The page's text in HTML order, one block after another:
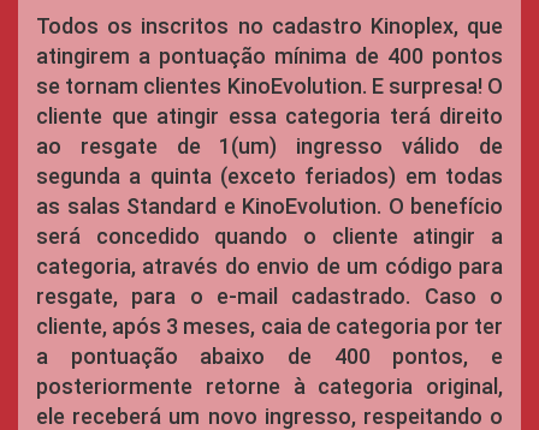
Todos os inscritos no cadastro Kinoplex, que
atingirem a pontuação mínima de 400 pontos
se tornam clientes KinoEvolution. E surpresa! O
cliente que atingir essa categoria terá direito
ao resgate de 1(um) ingresso válido de
segunda a quinta (exceto feriados) em todas
as salas Standard e KinoEvolution. O benefício
será concedido quando o cliente atingir a
categoria, através do envio de um código para
resgate, para o e-mail cadastrado. Caso o
cliente, após 3 meses, caia de categoria por ter
a pontuação abaixo de 400 pontos, e
posteriormente retorne à categoria original,
ele receberá um novo ingresso, respeitando o